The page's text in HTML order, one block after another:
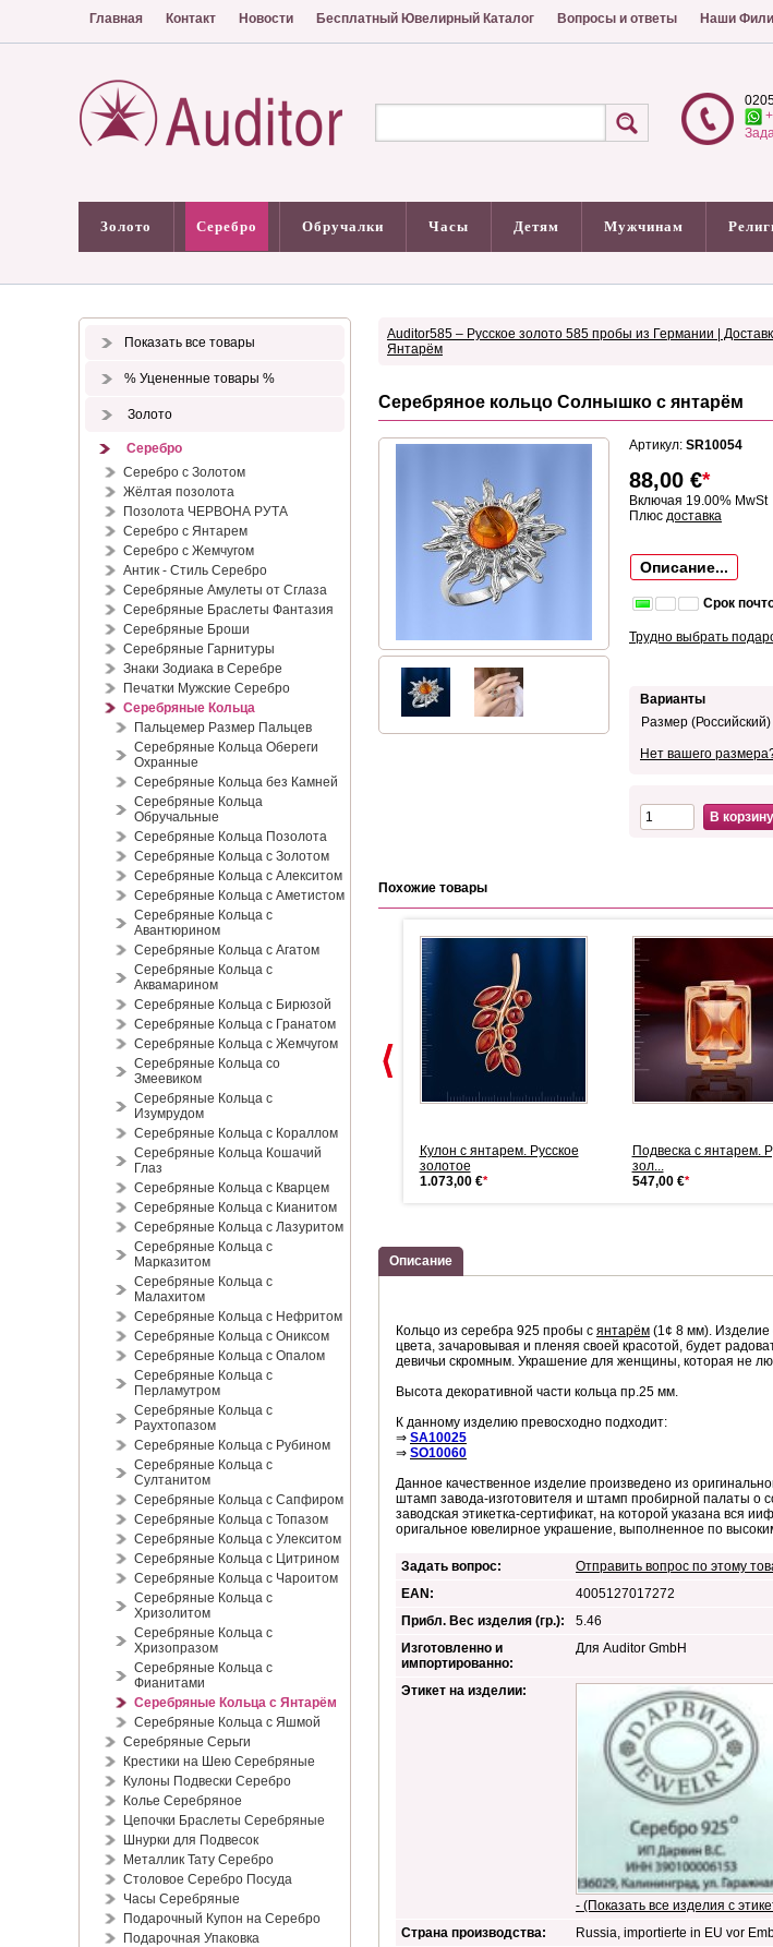
Главная Контакт Новости Бесплатный Ювелирный Каталог Вопросы и ответы Наши
Золото Серебро Обручалки Часы Детям Мужчинам
Показать все товары
% Уцененные товары %
Золото
Серебро
Серебро с Золотом
Жёлтая позолота
Позолота ЧЕРВОНА РУТА
Серебро с Янтарем
Серебро с Жемчугом
Антик - Стиль Серебро
Серебряные Амулеты от Сглаза
Серебряные Браслеты Фантазия
Серебряные Броши
Серебряные Гарнитуры
Знаки Зодиака в Серебре
Печатки Мужские Серебро
Серебряные Кольца
Пальцемер Размер Пальцев
Серебряные Кольца Обереги
Охранные
Серебряные Кольца без Камней
Серебряные Кольца
Обручальные
Серебряные Кольца Позолота
Серебряные Кольца с Золотом
Серебряные Кольца с Алекситом
Серебряные Кольца с Аметистом
Серебряные Кольца с
Авантюрином
Серебряные Кольца с Агатом
Серебряные Кольца с
Аквамарином
Серебряные Кольца с Бирюзой
Серебряные Кольца с Гранатом
Серебряные Кольца с Жемчугом
Серебряные Кольца со
Змеевиком
Серебряные Кольца с
Изумрудом
Серебряные Кольца с Кораллом
Серебряные Кольца Кошачий
Глаз
Серебряные Кольца с Кварцем
Серебряные Кольца с Кианитом
Серебряные Кольца с Лазуритом
Серебряные Кольца с
Марказитом
Серебряные Кольца с
Малахитом
Серебряные Кольца с Нефритом
Серебряные Кольца с Ониксом
Серебряные Кольца с Опалом
Серебряные Кольца с
Перламутром
Серебряные Кольца с
Раухтопазом
Серебряные Кольца с Рубином
Серебряные Кольца с
Султанитом
Серебряные Кольца с Сапфиром
Серебряные Кольца с Топазом
Серебряные Кольца с Улекситом
Серебряные Кольца с Цитрином
Серебряные Кольца с Чароитом
Серебряные Кольца с
Хризолитом
Серебряные Кольца с
Хризопразом
Серебряные Кольца с
Фианитами
Серебряные Кольца с Янтарём
Серебряные Кольца с Яшмой
Серебряные Серьги
Крестики на Шею Серебряные
Кулоны Подвески Серебро
Колье Серебряное
Цепочки Браслеты Серебряные
Шнурки для Подвесок
Металлик Тату Серебро
Столовое Серебро Посуда
Часы Серебряные
Подарочный Купон на Серебро
Подарочная Упаковка
Auditor585 – Русское золото 585 пробы из Германии |
Янтарём
Серебряное кольцо Солнышко с янтарём
Артикул: SR10054
88,00 €*
Включая 19.00% MwSt
Плюс доставка
Описание...
Срок
Трудно выбрать
Варианты
Размер (Российский)
Нет вашего
В корзину
Похожие товары
- подвески золотые с
Серьги - подвески золотые с
1.642,00 €
Кулон с янтарем. Русское
золотое
1.073,00 €*
Подвеска с янтарем.
зол...
547,00 €*
Описание
Кольцо из серебра 925 пробы с янтарём (1¢ 8 мм). Изделие
цвета, зачаровывая и пленяя своей красотой, будет
девичьи скромным. Украшение для женщины, которая не
Высота декоративной части кольца пр.25 мм.
К данному изделию превосходно подходит:
⇒ SA10025
⇒ SO10060
Данное качественное изделие произведено из
штамп завода-изготовителя и штамп пробирной палаты о
заводская этикетка-сертификат, на которой указана вся
оригальное ювелирное украшение, выполненное по
Задать вопрос:
Отправить вопрос по этому
EAN:
4005127017272
Прибл. Вес изделия (гр.):
5.46
Изготовленно и
импортированно:
Для Auditor GmbH
Этикет на изделии:
- (Показать все изделия с
Страна производства:
Russia, importierte in EU vor